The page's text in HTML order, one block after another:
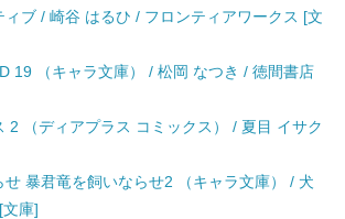
ィブ / 崎谷 はるひ / フロンティアワークス [文
19 （キャラ文庫） / 松岡 なつき / 徳間書店
2 （ディアプラス コミックス） / 夏目 イサク
せ 暴君竜を飼いならせ2 （キャラ文庫） / 犬
庫]